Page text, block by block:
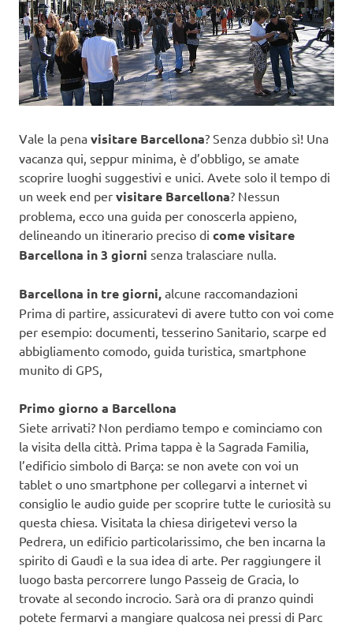
Vale la pena visitare Barcellona? Senza dubbio sì! Una
vacanza qui, seppur minima, è d’obbligo, se amate
scoprire luoghi suggestivi e unici. Avete solo il tempo di
un week end per visitare Barcellona? Nessun
problema, ecco una guida per conoscerla appieno,
delineando un itinerario preciso di come visitare
Barcellona in 3 giorni senza tralasciare nulla.
Barcellona in tre giorni, alcune raccomandazioni
Prima di partire, assicuratevi di avere tutto con voi come
per esempio: documenti, tesserino Sanitario, scarpe ed
abbigliamento comodo, guida turistica, smartphone
munito di GPS,
Primo giorno a Barcellona
Siete arrivati? Non perdiamo tempo e cominciamo con
la visita della città. Prima tappa è la Sagrada Familia,
l’edificio simbolo di Barça: se non avete con voi un
tablet o uno smartphone per collegarvi a internet vi
consiglio le audio guide per scoprire tutte le curiosità su
questa chiesa. Visitata la chiesa dirigetevi verso la
Pedrera, un edificio particolarissimo, che ben incarna la
spirito di Gaudì e la sua idea di arte. Per raggiungere il
luogo basta percorrere lungo Passeig de Gracia, lo
trovate al secondo incrocio. Sarà ora di pranzo quindi
potete fermarvi a mangiare qualcosa nei pressi di Parc